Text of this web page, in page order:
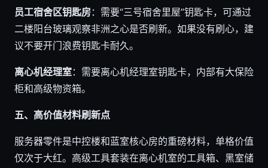
员工宿舍区钥匙房：需要“三号宿舍里屋”钥匙卡，可通过
二楼阳台玻璃观察非洲之心是否刷新。如果没有刷心，建
议不要开门浪费钥匙卡耐久。
离心机经理室：需要离心机经理室钥匙卡，内部有大保险
柜和高级物资箱。
五、高价值材料刷新点
服务器零件是中控楼和蓝室核心房的重磅材料，单格价值
仅次于大红。高级工具套装在离心机室的工具箱、黑室储